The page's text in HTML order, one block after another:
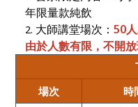
年限量款純飲
大師講堂場次：50
由於人數有限，不開
場次
時